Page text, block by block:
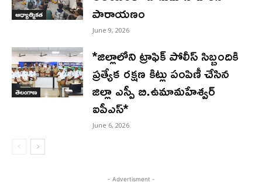
ఆధ్యాత్మికత పారాయణం
June 9, 2026
తెలంగాణ
*జిల్లాలోని ట్రాఫిక్ పోలీస్ సిబ్బందికి
ప్రత్యేక రక్షణ కిట్లు పంపిణీ చేసిన
జిల్లా ఎస్పీ బి.ఉమామహేశ్వర్
ఐపీఎస్*
June 6, 2026
- Advertisment -